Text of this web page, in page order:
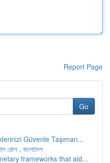
Report Page
Go
Güvenle Taşıman...
রোল , বাংলাদেশ
frameworks that aid...